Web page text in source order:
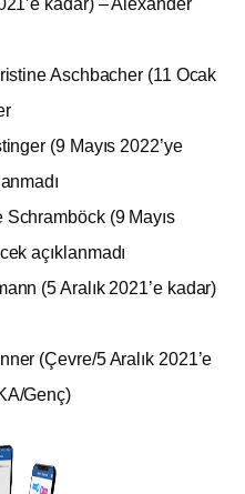
kadar) – Alexander
Aschbacher (11 Ocak
(9 Mayıs 2022’ye
(9 Mayıs
açıklanmadı
(5 Aralık 2021’e kadar)
(Çevre/5 Aralık 2021’e
Genç)